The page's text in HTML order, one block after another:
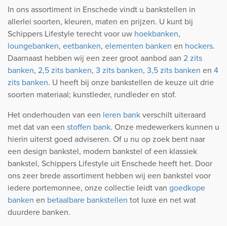
In ons assortiment in Enschede vindt u bankstellen in
allerlei soorten, kleuren, maten en prijzen. U kunt bij
Schippers Lifestyle terecht voor uw hoekbanken,
loungebanken, eetbanken, elementen banken en hockers.
Daarnaast hebben wij een zeer groot aanbod aan 2 zits
banken, 2,5 zits banken, 3 zits banken, 3,5 zits banken en 4
zits banken. U heeft bij onze bankstellen de keuze uit drie
soorten materiaal; kunstleder, rundleder en stof.
Het onderhouden van een leren bankverschilt uiteraard
met dat van een stoffen bank. Onze medewerkers kunnen u
hierin uiterst goed adviseren. Of u nu op zoek bent naar
een design bankstel, modern bankstel of een klassiek
bankstel, Schippers Lifestyle uit Enschede heeft het. Door
ons zeer brede assortiment hebben wij een bankstel voor
iedere portemonnee, onze collectie leidt van goedkope
banken en betaalbare bankstellen tot luxe en net wat
duurdere banken.